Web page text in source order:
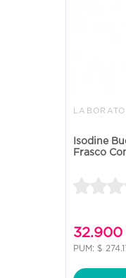
Isodine
Frasco
32.900
PUM: $